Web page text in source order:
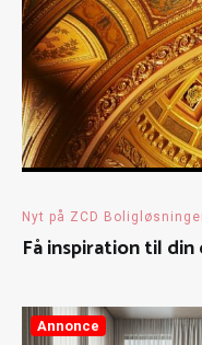
Nyt på ZCD
Få inspiration til
Annonce